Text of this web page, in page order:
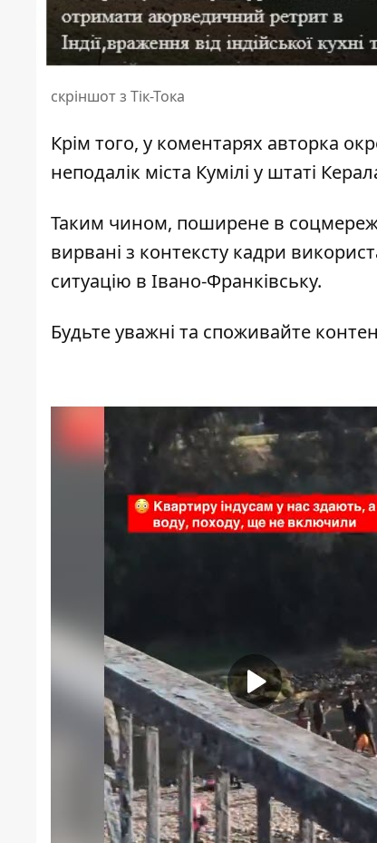
скріншот з Тік-Тока
Крім того, у коментарях авторка
неподалік міста Кумілі у штаті
Таким чином, поширене в
вирвані з контексту кадри
ситуацію в Івано-Франківську.
Будьте уважні та споживайте